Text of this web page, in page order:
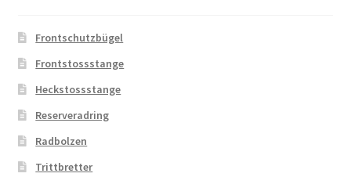
Frontschutzbügel
Frontstossstange
Heckstossstange
Reserveradring
Radbolzen
Trittbretter